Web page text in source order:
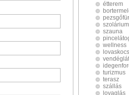
étterem
szolárium
szauna
wellness
turizmus
terasz
szállás
lovaglás